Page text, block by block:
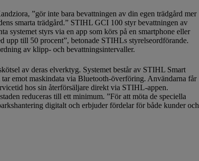
”gör inte bara bevattningen av din egen trädgård mer
smarta trädgård.” STIHL GCI 100 styr bevattningen av
systemet styrs via en app som körs på en smartphone eller
upp till 50 procent”, betonade STIHLs styrelseordförande.
av klipp- och bevattningsintervaller.
av deras elverktyg. Systemet består av STIHL Smart
emot maskindata via Bluetooth-överföring. Användarna får
hos sin återförsäljare direkt via STIHL-appen.
reduceras till ett minimum. ”För att möta de speciella
digitalt och erbjuder fördelar för både kunder och